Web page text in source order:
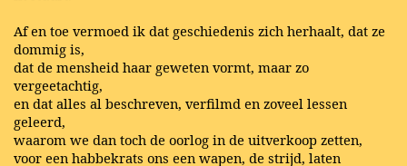
Af en toe vermoed ik dat geschiedenis zich herhaalt, dat ze
dommig is,
dat de mensheid haar geweten vormt, maar zo
vergeetachtig,
en dat alles al beschreven, verfilmd en zoveel lessen
geleerd,
waarom we dan toch de oorlog in de uitverkoop zetten,
voor een habbekrats ons een wapen, de strijd, laten